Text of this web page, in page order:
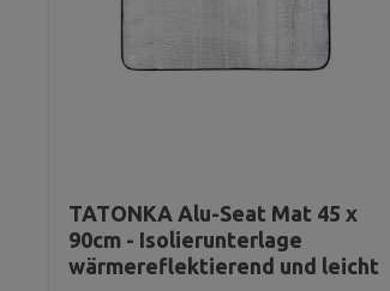
TATONKA Alu-Seat Mat 45 x
90cm - Isolierunterlage
wärmereflektierend und leicht